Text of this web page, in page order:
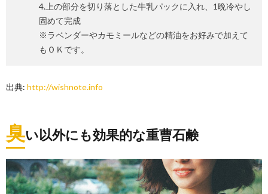
4.上の部分を切り落とした牛乳パックに入れ、1晩冷やし
固めて完成
※ラベンダーやカモミールなどの精油をお好みで加えて
もＯＫです。
出典: http://wishnote.info
臭い以外にも効果的な重曹石鹸